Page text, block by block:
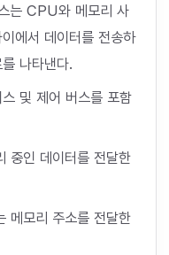
는 CPU와 메모리 사
에서 데이터를 전송하
나타낸다.
및 제어 버스를 포함
중인 데이터를 전달한
메모리 주소를 전달한